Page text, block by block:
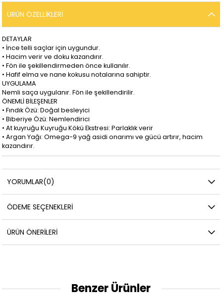
ÜRÜN ÖZELLIKLERI
DETAYLAR
• İnce telli saçlar için uygundur.
• Hacim verir ve doku kazandırır.
• Fön ile şekillendirmeden önce kullanılır.
• Hafif elma ve nane kokusu notalarına sahiptir.
UYGULAMA
Nemli saça uygulanır. Fön ile şekillendirilir.
ÖNEMLİ BİLEŞENLER
• Fındık Özü: Doğal besleyici
• Biberiye Özü: Nemlendirici
• At kuyruğu Kuyruğu Kökü Ekstresi: Parlaklık verir
• Argan Yağı: Omega-9 yağ asidi onarımı ve gücü artırır, hacim
kazandırır.
YORUMLAR(0)
ÖDEME SEÇENEKLERI
ÜRÜN ÖNERILERI
Benzer Ürünler